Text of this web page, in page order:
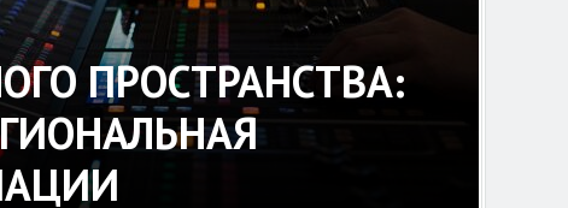
ПРОСТРАНСТВА: